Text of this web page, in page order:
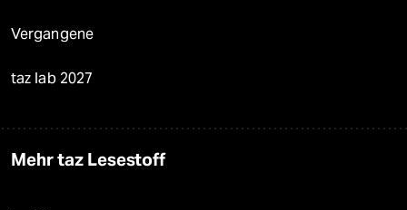
Vergangene
taz lab 2027
Mehr taz Lesestoff